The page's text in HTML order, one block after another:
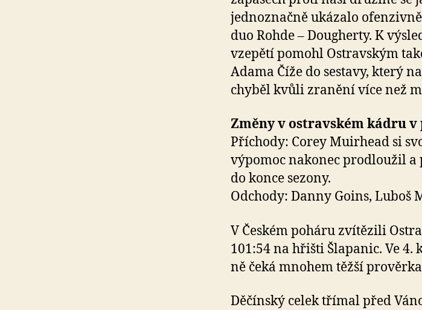
jednoznačně ukázalo
duo Rohde – Dougherty. K
vzepětí pomohl Ostravským
Adama Číže do sestavy, který
chyběl kvůli zranění více než
Změny v ostravském kádru
Příchody: Corey Muirhead si
výpomoc nakonec prodloužil
do konce sezony.
Odchody: Danny Goins, Luboš
V Českém poháru zvítězili
101:54 na hřišti Šlapanic. Ve
ně čeká mnohem těžší
Děčínský celek třímal před